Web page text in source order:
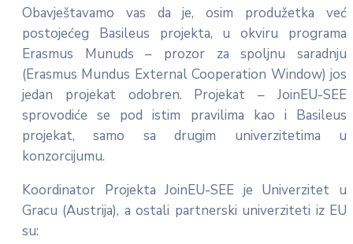
Obavještavamo vas da je, osim produžetka već
postojećeg Basileus projekta, u okviru programa
Erasmus Munuds – prozor za spoljnu saradnju
(Erasmus Mundus External Cooperation Window) jos
jedan projekat odobren. Projekat – JoinEU-SEE
sprovodiće se pod istim pravilima kao i Basileus
projekat, samo sa drugim univerzitetima u
konzorcijumu.
Koordinator Projekta JoinEU-SEE je Univerzitet u
Gracu (Austrija), a ostali partnerski univerziteti iz EU
su: